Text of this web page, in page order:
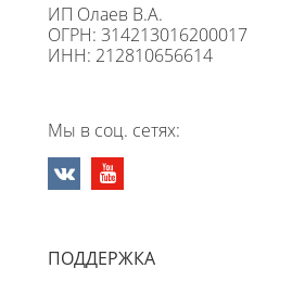
ИП Олаев В.А.
ОГРН: 314213016200017
ИНН: 212810656614
Мы в соц. сетях:
ПОДДЕРЖКА